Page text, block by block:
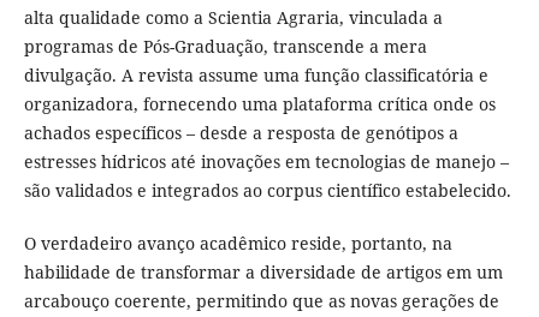
alta qualidade como a Scientia Agraria, vinculada a
programas de Pós-Graduação, transcende a mera
divulgação. A revista assume uma função classificatória e
organizadora, fornecendo uma plataforma crítica onde os
achados específicos – desde a resposta de genótipos a
estresses hídricos até inovações em tecnologias de manejo –
são validados e integrados ao corpus científico estabelecido.
O verdadeiro avanço acadêmico reside, portanto, na
habilidade de transformar a diversidade de artigos em um
arcabouço coerente, permitindo que as novas gerações de